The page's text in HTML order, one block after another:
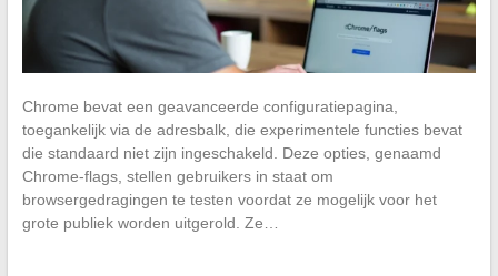
Chrome bevat een geavanceerde configuratiepagina,
toegankelijk via de adresbalk, die experimentele functies bevat
die standaard niet zijn ingeschakeld. Deze opties, genaamd
Chrome-flags, stellen gebruikers in staat om
browsergedragingen te testen voordat ze mogelijk voor het
grote publiek worden uitgerold. Ze…